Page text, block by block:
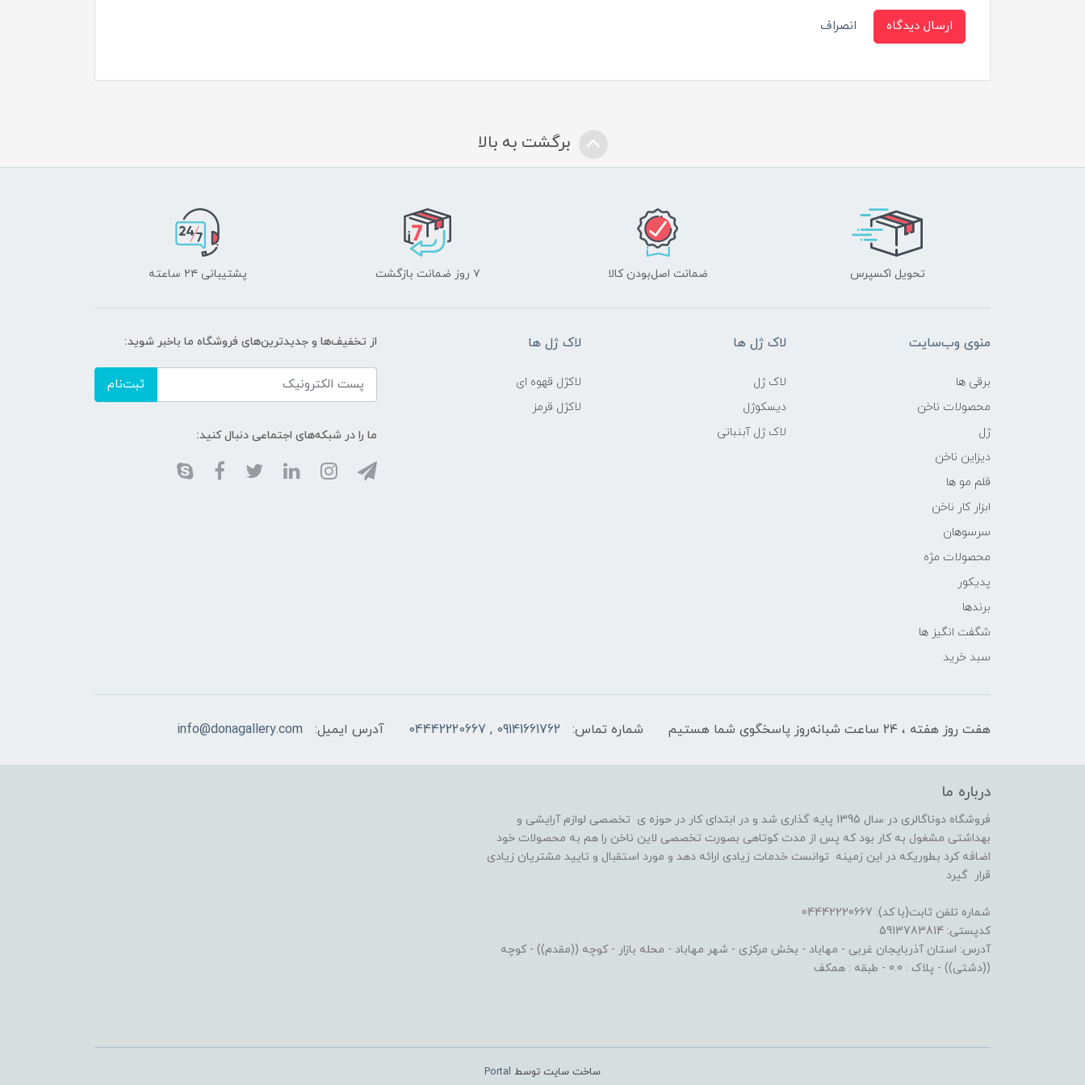
ارسال دیدگاه انصراف
برگشت به بالا
تحویل اکسپرس ضمانت اصل‌بودن کالا ۷ روز ضمانت بازگشت پشتیبانی ۲۴ ساعته
منوی وب‌سایت
برقی ها
محصولات ناخن
ژل
دیزاین ناخن
قلم مو ها
ابزار کار ناخن
سرسوهان
محصولات مژه
پدیکور
برندها
شگفت انگیز ها
سبد خرید
لاک ژل ها
لاک ژل
دیسکوژل
لاک ژل آبنباتی
لاک ژل ها
لاکژل قهوه ای
لاکژل قرمز
از تخفیف‌ها و جدیدترین‌های فروشگاه ما باخبر شوید:
ثبت‌نام
ما را در شبکه‌های اجتماعی دنبال کنید:
هفت روز هفته ، ۲۴ ساعت شبانه‌روز پاسخگوی شما هستیم شماره تماس: 09141661762 , 04442220667 آدرس ایمیل: info@donagallery.com
درباره ما
فروشگاه دوناگالری در سال 1395 پایه گذاری شد و در ابتدای کار در حوزه ی تخصصی لوازم آرایشی و
بهداشتی مشغول به کار بود که پس از مدت کوتاهی بصورت تخصصی لاین ناخن را هم به محصولات خود
اضافه کرد بطوریکه در این زمینه توانست خدمات زیادی ارائه دهد و مورد استقبال و تایید مشتریان زیادی
قرار گیرد
شماره تلفن ثابت(با کد): 04442220667
کدپستی: 5913783814
آدرس: استان آذربایجان غربی - مهاباد - بخش مرکزی - شهر مهاباد - محله بازار - کوچه ((مقدم)) - کوچه
((دشتی)) - پلاک : 0.0 - طبقه : همکف
ساخت سایت توسط Portal